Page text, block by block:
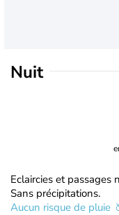
Nuit
Eclaircies et passages
Sans précipitations.
Aucun risque de pluie